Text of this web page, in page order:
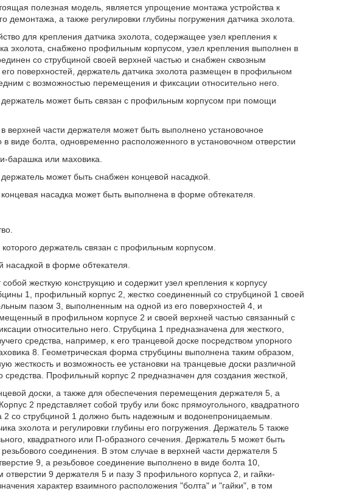
полезная модель, является упрощение монтажа устройства к
демонтажа, а также регулировки глубины погружения датчика эхолота.
для крепления датчика эхолота, содержащее узел крепления к
эхолота, снабжено профильным корпусом, узел крепления выполнен в
со струбциной своей верхней частью и снабжен сквозным
поверхностей, держатель датчика эхолота размещен в профильном
с возможностью перемещения и фиксации относительно него.
держатель может быть связан с профильным корпусом при помощи
верхней части держателя может быть выполнено установочное
виде болта, одновременно расположенного в установочном отверстии
барашка или маховика.
может быть снабжен концевой насадкой.
насадка может быть выполнена в форме обтекателя.
держатель связан с профильным корпусом.
насадкой в форме обтекателя.
жесткую конструкцию и содержит узел крепления к корпусу
1, профильный корпус 2, жестко соединенный со струбциной 1 своей
пазом 3, выполненным на одной из его поверхностей 4, и
в профильном корпусе 2 и своей верхней частью связанный с
относительно него. Струбцина 1 предназначена для жесткого,
средства, например, к его транцевой доске посредством упорного
8. Геометрическая форма струбцины выполнена таким образом,
жесткость и возможность ее установки на транцевые доски различной
Профильный корпус 2 предназначен для создания жесткой,
доски, а также для обеспечения перемещения держателя 5, а
2 представляет собой трубу или бокс прямоугольного, квадратного
2 со струбциной 1 должно быть надежным и водонепроницаемым.
эхолота и регулировки глубины его погружения. Держатель 5 также
квадратного или П-образного сечения. Держатель 5 может быть
соединения. В этом случае в верхней части держателя 5
9, а резьбовое соединение выполнено в виде болта 10,
9 держателя 5 и пазу 3 профильного корпуса 2, и гайки-
характер взаимного расположения "болта" и "гайки", в том